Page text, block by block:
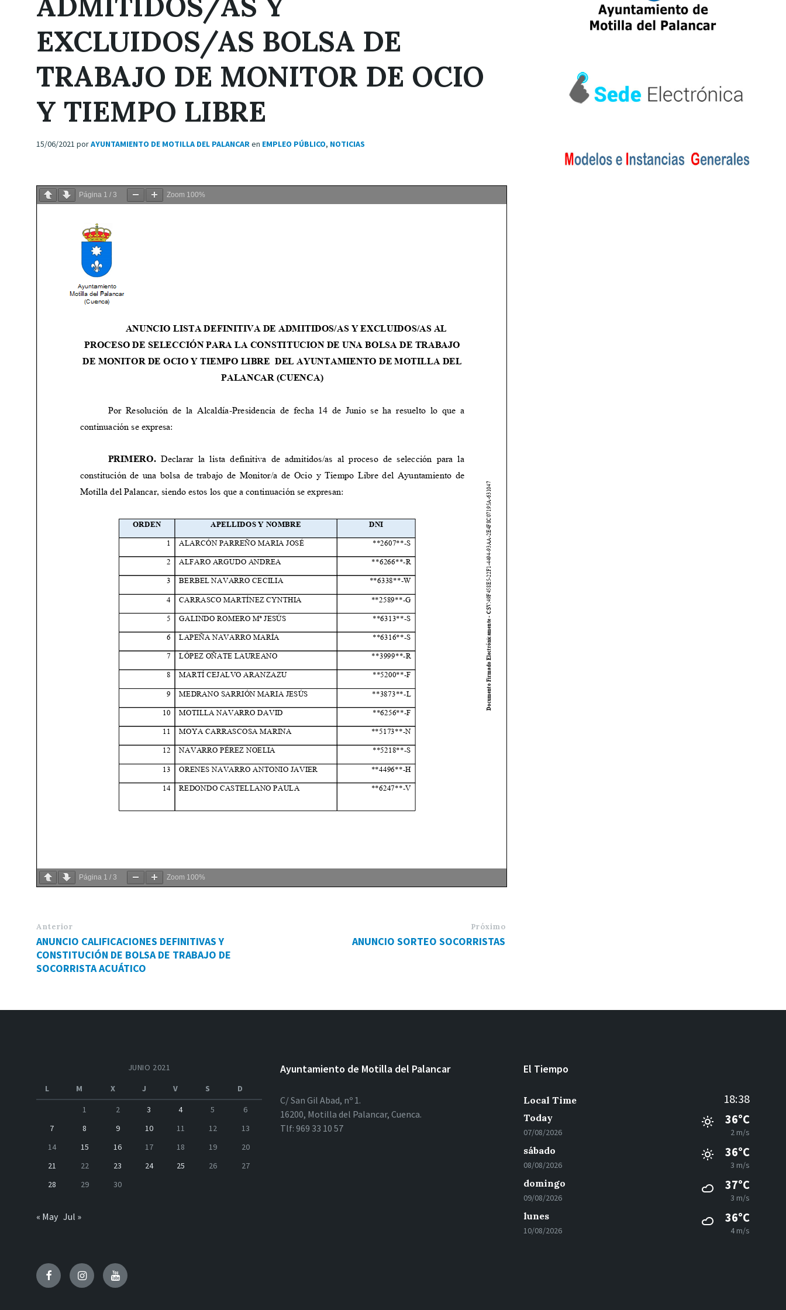
EXCLUIDOS/AS BOLSA DE
TRABAJO DE MONITOR DE OCIO
Y TIEMPO LIBRE
15/06/2021 porAYUNTAMIENTO DE MOTILLA DEL PALANCARen EMPLEO PÚBLICO, NOTICIAS
Página 1 / 3 Zoom 100%
Página 1 / 3 Zoom 100%
Anterior
ANUNCIO CALIFICACIONES DEFINITIVAS Y
CONSTITUCIÓN DE BOLSA DE TRABAJO DE
SOCORRISTA ACUÁTICO
Próximo
ANUNCIO SORTEO SOCORRISTAS
JUNIO 2021
L
M X J V S
D
1
2 3 4 5
6
7
8 9 10 11 12
13
14
15 16 17 18 19
20
21
22 23 24 25 26
27
28
29 30
« May Jul »
Ayuntamiento de Motilla del Palancar
C/ San Gil Abad, nº 1.
16200, Motilla del Palancar, Cuenca.
Tlf: 969 33 10 57
El Tiempo
Local Time 18:38
Today
07/08/2026
36°C
2 m/s
sábado
08/08/2026
36°C
3 m/s
domingo
09/08/2026
37°C
3 m/s
lunes
10/08/2026
36°C
4 m/s
FacebookInstagramYoutube